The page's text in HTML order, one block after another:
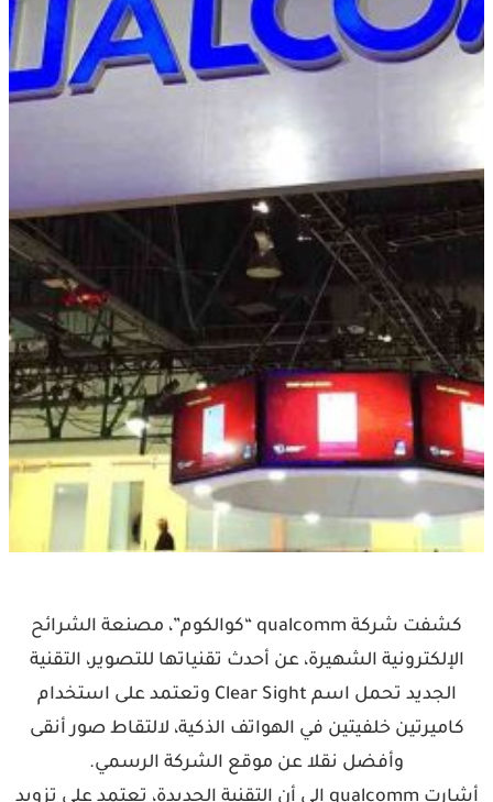
كشفت شركة qualcomm “كوالكوم”، مصنعة الشرائح
الإلكترونية الشهيرة، عن أحدث تقنياتها للتصوير، التقنية
الجديد تحمل اسم Clear Sight وتعتمد على استخدام
كاميرتين خلفيتين في الهواتف الذكية، لالتقاط صور أنقى
وأفضل نقلا عن موقع الشركة الرسمي.
أشارت qualcomm إلى أن التقنية الجديدة، تعتمد على تزويد